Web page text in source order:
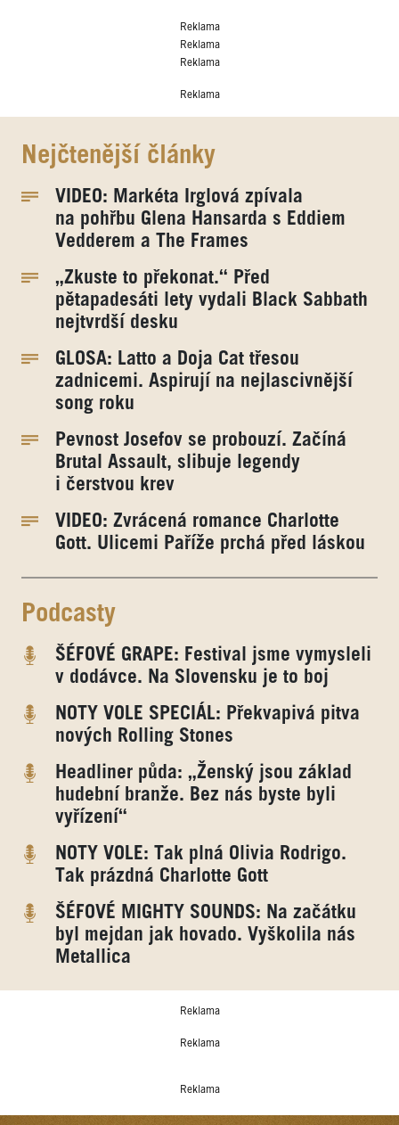
Reklama
Reklama
Reklama
Reklama
Nejčtenější články
VIDEO: Markéta Irglová zpívala
na pohřbu Glena Hansarda s Eddiem
Vedderem a The Frames
„Zkuste to překonat.“ Před
pětapadesáti lety vydali Black Sabbath
nejtvrdší desku
GLOSA: Latto a Doja Cat třesou
zadnicemi. Aspirují na nejlascivnější
song roku
Pevnost Josefov se probouzí. Začíná
Brutal Assault, slibuje legendy
i čerstvou krev
VIDEO: Zvrácená romance Charlotte
Gott. Ulicemi Paříže prchá před láskou
Podcasty
ŠÉFOVÉ GRAPE: Festival jsme vymysleli
v dodávce. Na Slovensku je to boj
NOTY VOLE SPECIÁL: Překvapivá pitva
nových Rolling Stones
Headliner půda: „Ženský jsou základ
hudební branže. Bez nás byste byli
vyřízení“
NOTY VOLE: Tak plná Olivia Rodrigo.
Tak prázdná Charlotte Gott
ŠÉFOVÉ MIGHTY SOUNDS: Na začátku
byl mejdan jak hovado. Vyškolila nás
Metallica
Reklama
Reklama
Reklama